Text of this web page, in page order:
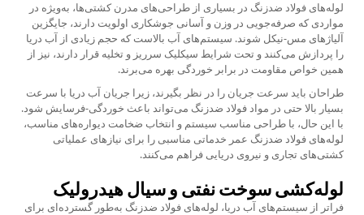
لوله‌های فولاد ضدزنگ در بسیاری از طراحی‌های مدرن کشتی‌ها، به‌ویژه در
مواردی که صرفه‌جویی در وزن و آسانی جوشکاری اولویت دارند، جایگزین
آلیاژهای مس-نیکل شوند. سیستم‌های آب بالاست که حجم زیادی از آب دریا
را پردازش می‌کنند و تحت شرایط سیکلیک سرریز و تخلیه قرار دارند، نیز از
همین خواص مقاومت در برابر خوردگی بهره می‌برند.
طراحان باید سرعت جریان را در نظر بگیرند، زیرا جریان آب دریا با سرعت
بسیار بالا حتی در مواد فولاد ضدزنگ می‌تواند باعث خوردگی-فرسایش شود.
با این حال، با طراحی مناسب سیستم و انتخاب ضخامت دیواره‌های مناسب،
لوله‌های فولاد ضدزنگ عمر خدماتی مناسبی را برای نیازهای عملیاتی
کشتی‌های تجاری و نیروی دریایی فراهم می‌کنند.
لوله‌کشی سوخت نفتی و سیال هیدرولیک
فراتر از سیستم‌های آب دریا، لوله‌های فولاد ضدزنگ به‌طور گسترده‌ای برای